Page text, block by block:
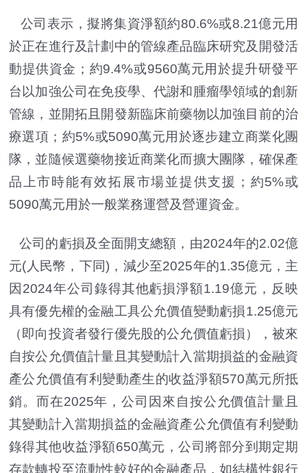
公司表示，擬將集資淨額約80.6%或8.21億元用
於正在進行及計劃中的管線產品臨床研究及開發活
動提供資金；約9.4%或9560萬元用於提升研發平
台以加強公司在免疫學、代謝和腫瘤學領域的創新
管線，並開拓且開發新臨床前藥物以加強目前的治
療選項；約5%或5090萬元用於逐步建立商業化團
隊，並隨候選藥物接近商業化而擴大團隊，確保產
品上市時能有效拓展市場並提供支援；約5%或
5090萬元用於一般業務運營及營運資金。
公司的虧損及全面開支總額，由2024年的2.02億
元(人民幣，下同)，減少至2025年的1.35億元，主
因2024年公司錄得其他虧損淨額1.19億元，反映
具有優先權的金融工具公允價值變動虧損1.25億元
（即向投資者發行優先股的公允價值虧損），被來
自按公允價值計量且其變動計入當期損益的金融資
產公允價值有利變動產生的收益淨額570萬元所抵
銷。而在2025年，公司因來自按公允價值計量且
其變動計入當期損益的金融資產公允價值有利變動
錄得其他收益淨額650萬元，公司將部分到期定期
存款轉投至流動性較好的金融產品，如結構性銀行